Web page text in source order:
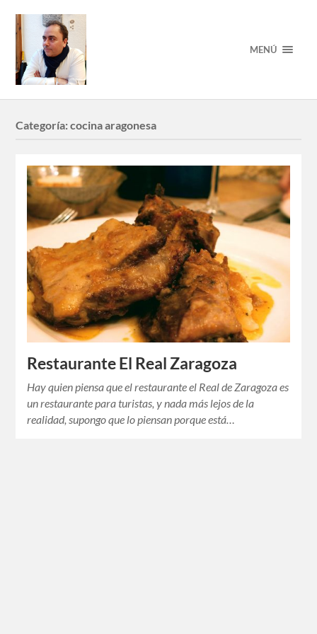
MENÚ
Categoría:cocina aragonesa
Restaurante El Real Zaragoza
Hay quien piensa que el restaurante el Real de Zaragoza es
un restaurante para turistas, y nada más lejos de la
realidad, supongo que lo piensan porque está…